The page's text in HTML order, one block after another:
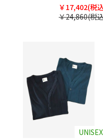
￥17,402(税
￥24,860(税
UNISEX